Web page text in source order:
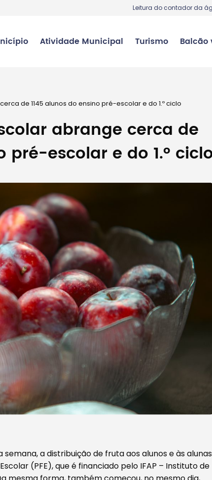
Leitura do contador da
Atividade Municipal Turismo Balcão
de 1145 alunos do ensino pré-escolar e do 1.º ciclo
abrange cerca de
pré-escolar e do 1.º
semana, a distribuição de fruta aos alunos e às alunas
(PFE), que é financiado pelo IFAP – Instituto de